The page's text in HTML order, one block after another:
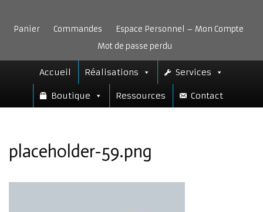
contenu
Panier Commandes
Espace Personnel – Mon Compte
Mot de passe perdu
Accueil Réalisations Services
Boutique Ressources Contact
placeholder-59.png